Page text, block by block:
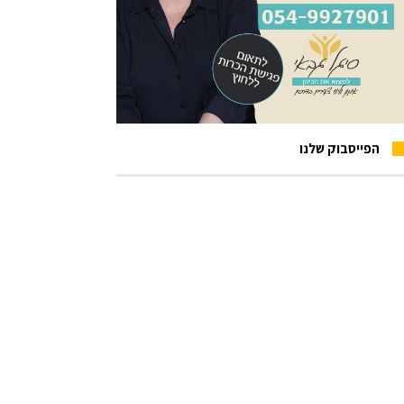
הפייסבוק שלנו